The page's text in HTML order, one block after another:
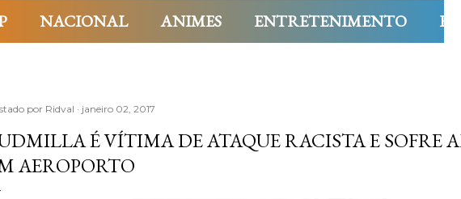
NACIONAL ANIMES ENTRETENIMENTO
por Ridval janeiro 02, 2017
É VÍTIMA DE ATAQUE RACISTA E SOFRE
AEROPORTO